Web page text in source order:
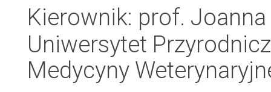
Kierownik: prof.
Uniwersytet
Medycyny